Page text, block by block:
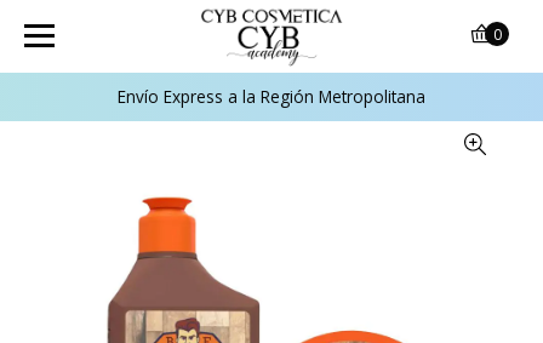
Envío Express a la Región Metropolitana
0